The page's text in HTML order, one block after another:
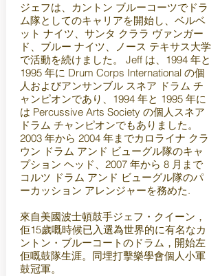
ジェフは、カントン ブルーコーツでドラ
ム隊としてのキャリアを開始し、ベルベ
ット ナイツ、サンタ クララ ヴァンガー
ド、ブルー ナイツ、ノース テキサス大学
で活動を続けました。 Jeff は、1994 年と
1995 年に Drum Corps International の個
人およびアンサンブル スネア ドラム チ
ャンピオンであり、1994 年と 1995 年に
は Percussive Arts Society の個人スネア
ドラム チャンピオンでもありました。
2003 年から 2004 年までカロライナ クラ
ウン ドラム アンド ビューグル隊のキャ
プション ヘッド、2007 年から 8 月まで
コルツ ドラム アンド ビューグル隊のパ
ーカッション アレンジャーを務めた.
來自美國波士頓鼓手ジェフ・クイーン，
佢15歲嘅時候已入選為世界的に有名なカ
ントン・ブルーコートのドラム，開始左
佢嘅鼓隊生涯。同埋打擊樂學會個人小軍
鼓冠軍。